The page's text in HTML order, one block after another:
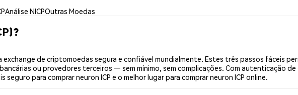
Análise NICPOutras Moedas
exchange de criptomoedas segura e confiável mundialmente. Estes três passos fáceis
ou provedores terceiros — sem mínimo, sem complicações. Com autenticação
para comprar neuron ICP e o melhor lugar para comprar neuron ICP online.